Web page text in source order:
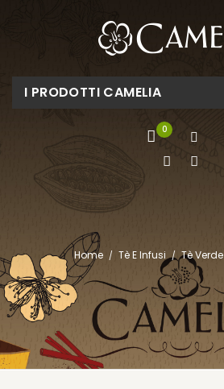
I PRODOTTI CAMELIA
0
Home Tè E Infusi Tè Verde